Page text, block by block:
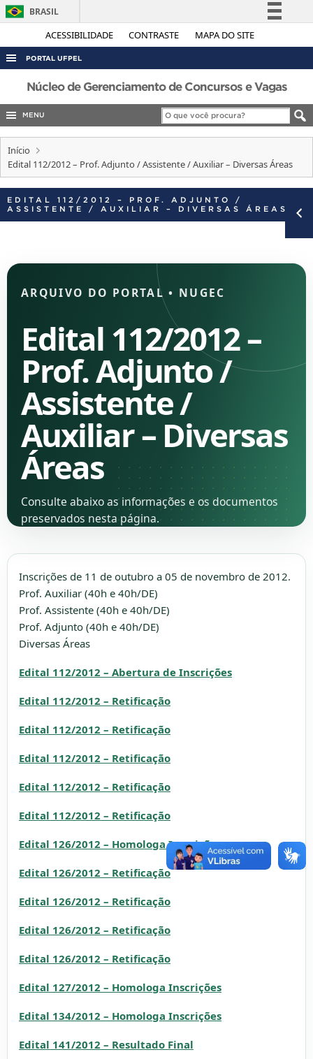
ACESSIBILIDADE CONTRASTE MAPA DO SITE
BRASIL
Simplifique!
Legislação
Canais
PORTAL UFPEL
Núcleo de Gerenciamento de Concursos e Vagas
MENU
Início
Edital 112/2012 – Prof. Adjunto / Assistente / Auxiliar – Diversas Áreas
EDITAL 112/2012 – PROF. ADJUNTO /
ASSISTENTE / AUXILIAR – DIVERSAS ÁREAS
ARQUIVO DO PORTAL• NUGEC
Edital 112/2012 –
Prof. Adjunto /
Assistente /
Auxiliar – Diversas
Áreas
Consulte abaixo as informações e os documentos
preservados nesta página.
Inscrições de 11 de outubro a 05 de novembro de 2012.
Prof. Auxiliar (40h e 40h/DE)
Prof. Assistente (40h e 40h/DE)
Prof. Adjunto (40h e 40h/DE)
Diversas Áreas
Edital 112/2012 – Abertura de Inscrições
Edital 112/2012 – Retificação
Edital 112/2012 – Retificação
Edital 112/2012 – Retificação
Edital 112/2012 – Retificação
Edital 112/2012 – Retificação
Edital 126/2012 – Homologa Inscrições
Edital 126/2012 – Retificação
Edital 126/2012 – Retificação
Edital 126/2012 – Retificação
Edital 126/2012 – Retificação
Edital 127/2012 – Homologa Inscrições
Edital 134/2012 – Homologa Inscrições
Edital 141/2012 – Resultado Final